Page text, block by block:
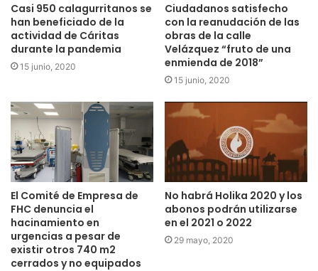
Casi 950 calagurritanos se
han beneficiado de la
actividad de Cáritas
durante la pandemia
15 junio, 2020
Ciudadanos satisfecho
con la reanudación de las
obras de la calle
Velázquez “fruto de una
enmienda de 2018”
15 junio, 2020
El Comité de Empresa de
FHC denuncia el
hacinamiento en
urgencias a pesar de
existir otros 740 m2
cerrados y no equipados
No habrá Holika 2020 y los
abonos podrán utilizarse
en el 2021 o 2022
29 mayo, 2020